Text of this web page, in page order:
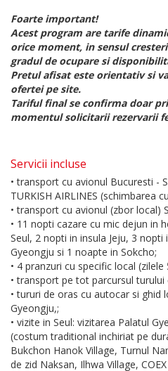
Foarte important!
Acest program are tarife
orice moment, in sensul
gradul de ocupare si
Pretul afisat este orientativ si
ofertei pe site.
Tariful final se confirma doar
momentul solicitarii rezervarii
Servicii incluse
• transport cu avionul Bucuresti -
TURKISH AIRLINES (schimbarea
• transport cu avionul (zbor local)
• 11 nopti cazare cu mic dejun in
Seul, 2 nopti in insula Jeju, 3
Gyeongju si 1 noapte in Sokcho;
• 4 pranzuri cu specific local (zilele
• transport pe tot parcursul
• tururi de oras cu autocar si ghid
Gyeongju,;
• vizite in Seul: vizitarea Palatul
(costum traditional inchiriat pe
Bukchon Hanok Village, Turnul
de zid Naksan, Ilhwa Village,